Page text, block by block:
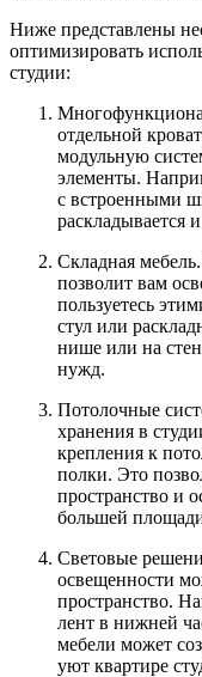
Ниже представлены
оптимизировать
студии:
отдельной
модульную
элементы.
с встроенными
раскладывается
Складная
позволит вам
пользуетесь
стул или
нише или на
нужд.
Потолочные
хранения в
крепления к
полки. Это
пространство и
большей
Световые
освещенности
пространство.
лент в нижней
мебели может
уют квартире